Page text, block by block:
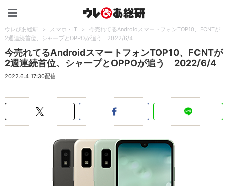
ウレぴあ総研 > スマホ・IT >
今売れてるAndroidスマートフォンTOP10、FCNTが
2週連続首位、シャープとOPPOが追う 2022/6/4
今売れてるAndroidスマートフォンTOP10、FCNTが
2週連続首位、シャープとOPPOが追う 2022/6/4
2022.6.4 17:30配信